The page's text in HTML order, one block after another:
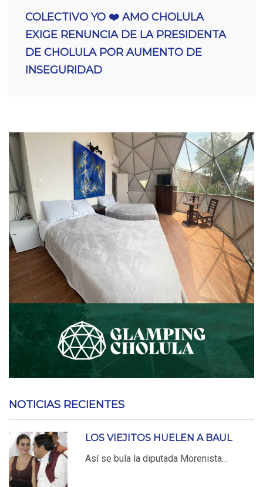
COLECTIVO YO ❤️ AMO CHOLULA
EXIGE RENUNCIA DE LA PRESIDENTA
DE CHOLULA POR AUMENTO DE
INSEGURIDAD
NOTICIAS RECIENTES
LOS VIEJITOS HUELEN A BAUL
Así se bula la diputada Morenista…